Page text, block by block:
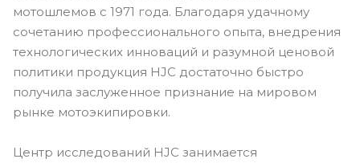
мотошлемов с 1971 года. Благодаря удачному
сочетанию профессионального опыта, внедрения
технологических инноваций и разумной ценовой
политики продукция HJC достаточно быстро
получила заслуженное признание на мировом
рынке мотоэкипировки.
Центр исследований HJC занимается